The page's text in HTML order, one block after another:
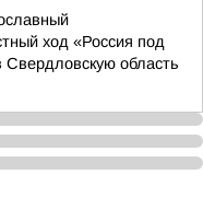
ход «Россия под
область